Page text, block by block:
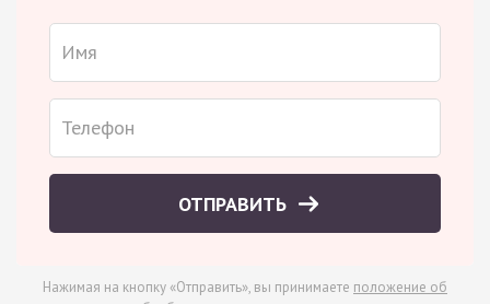
ОТПРАВИТЬ
Нажимая на кнопку «Отправить», вы принимаете положение об